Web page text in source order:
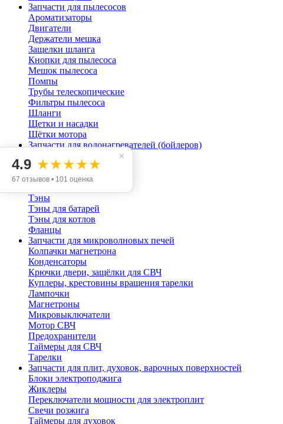
Запчасти для пылесосов
Ароматизаторы
Двигатели
Держатели мешка
Защелки шланга
Кнопки для пылесоса
Мешок пылесоса
Помпы
Трубы телескопические
Фильтры пылесоса
Шланги
Щетки и насадки
Щётки мотора
Запчасти для водонагревателей (бойлеров)
Магниевые аноды
Прокладки фланца
Тэны
Тэны для батарей
Тэны для котлов
Фланцы
Запчасти для микроволновых печей
Колпачки магнетрона
Конденсаторы
Крючки двери, защёлки для СВЧ
Куплеры, крестовины вращения тарелки
Лампочки
Магнетроны
Микровыключатели
Мотор СВЧ
Предохранители
Таймеры для СВЧ
Тарелки
Запчасти для плит, духовок, варочных поверхностей
Блоки электроподжига
Жиклеры
Переключатели мощности для электроплит
Свечи розжига
Таймеры для духовок
×
4.9 ★★★★★
67 отзывов • 101 оценка